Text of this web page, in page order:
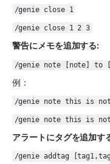
/genie close 1
/genie close 1 2 3
警告にメモを追加する:
/genie note [note] to
例：
/genie note this is
/genie note this is
アラートにタグを追加す
/genie addtag